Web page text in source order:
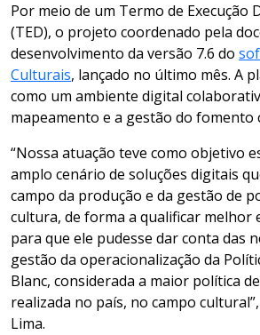
Por meio de um Termo de Execução
(TED), o projeto coordenado pela
desenvolvimento da versão 7.6 do
Culturais, lançado no último mês. A
como um ambiente digital
mapeamento e a gestão do
“Nossa atuação teve como objetivo
amplo cenário de soluções digitais
campo da produção e da gestão de
cultura, de forma a qualificar melhor
para que ele pudesse dar conta das
gestão da operacionalização da
Blanc, considerada a maior política
realizada no país, no campo
Lima.